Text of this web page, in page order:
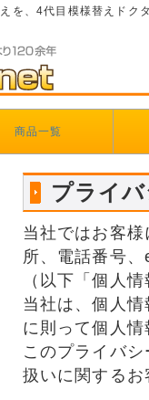
を、4代目模様替えドク
商品一覧
プライ
当社ではお客
所、電話番号
（以下「個人
当社は、個人
に則って個人
このプライバ
扱いに関する